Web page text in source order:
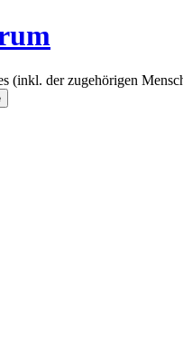
(inkl. der zugehörigen